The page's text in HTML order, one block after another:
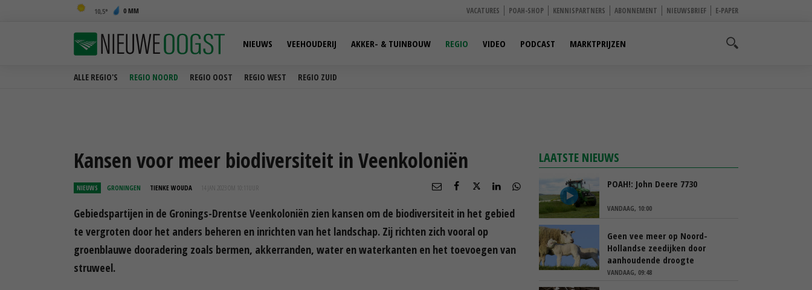
10,5 0 MM VACATURES POAH-SHOP KENNISPARTNERS ABONNEMENT NIEUWSBRIEF E-PAPER
ALLE REGIO'S REGIO NOORD REGIO OOST REGIO WEST REGIO ZUID
NIEUWS VEEHOUDERIJ AKKER- & TUINBOUW REGIO VIDEO PODCAST MARKTPRIJZEN
Kansen voor meer biodiversiteit in Veenkoloniën
NIEUWS GRONINGEN TIENKE WOUDA 14 JAN 2023 OM 10:11
Gebiedspartijen in de Gronings-Drentse Veenkoloniën zien kansen om de biodiversiteit in het gebied
te vergroten door het anders beheren en inrichten van het landschap. Zij richten zich vooral op
groenblauwe dooradering zoals bermen, akkerranden, water en waterkanten en het toevoegen van
struweel.
LAATSTE NIEUWS
POAH!: John Deere 7730
VANDAAG, 10:00
Geen vee meer op Noord-
Hollandse zeedijken door
aanhoudende droogte
VANDAAG, 09:48